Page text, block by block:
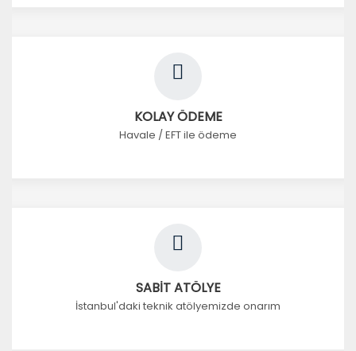
KOLAY ÖDEME
Havale / EFT ile ödeme
SABİT ATÖLYE
İstanbul'daki teknik atölyemizde onarım